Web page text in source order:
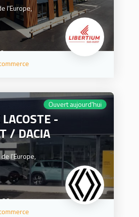
l'Europe,
Ouvert aujourd'hui
-
/ DACIA
l'Europe,
20